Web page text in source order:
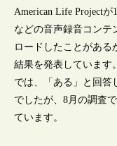
American Life Project
などの音声録音コンテ
ロードしたことがある
結果を発表しています
では、「ある」と回答
でしたが、8月の調査
ています。